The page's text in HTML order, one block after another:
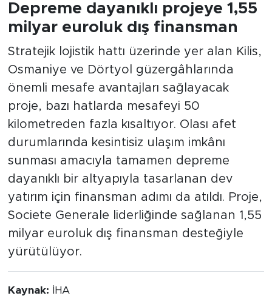
Depreme dayanıklı projeye 1,55
milyar euroluk dış finansman
Stratejik lojistik hattı üzerinde yer alan Kilis,
Osmaniye ve Dörtyol güzergâhlarında
önemli mesafe avantajları sağlayacak
proje, bazı hatlarda mesafeyi 50
kilometreden fazla kısaltıyor. Olası afet
durumlarında kesintisiz ulaşım imkânı
sunması amacıyla tamamen depreme
dayanıklı bir altyapıyla tasarlanan dev
yatırım için finansman adımı da atıldı. Proje,
Societe Generale liderliğinde sağlanan 1,55
milyar euroluk dış finansman desteğiyle
yürütülüyor.
Kaynak: İHA